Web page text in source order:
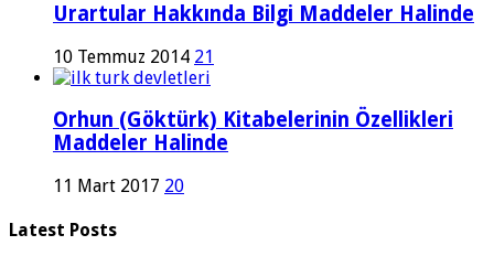
Urartular Hakkında Bilgi Maddeler Halinde
10 Temmuz 2014 21
Orhun (Göktürk) Kitabelerinin Özellikleri
Maddeler Halinde
11 Mart 2017 20
Latest Posts